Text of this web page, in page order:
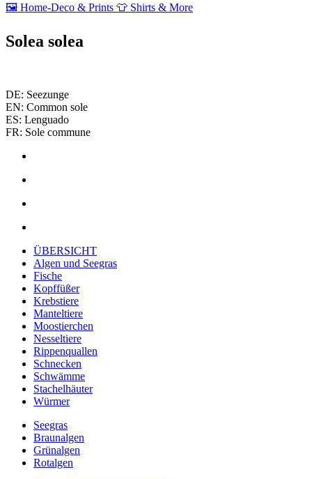
🖼️ Home‑Deco & Prints 👕 Shirts & More
Solea solea
DE: Seezunge
EN: Common sole
ES: Lenguado
FR: Sole commune
ÜBERSICHT
Algen und Seegras
Fische
Kopffüßer
Krebstiere
Manteltiere
Moostierchen
Nesseltiere
Rippenquallen
Schnecken
Schwämme
Stachelhäuter
Würmer
Seegras
Braunalgen
Grünalgen
Rotalgen